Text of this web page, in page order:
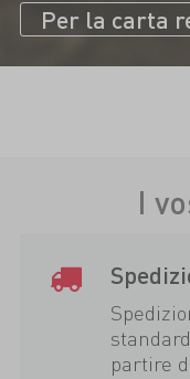
Per la carta
I
partire